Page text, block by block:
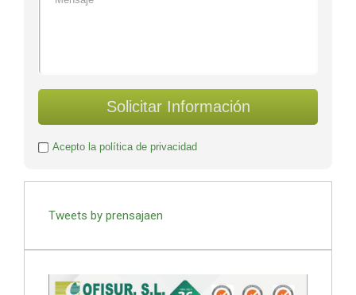
Solicitar Información
Acepto la política de privacidad
Tweets by prensajaen